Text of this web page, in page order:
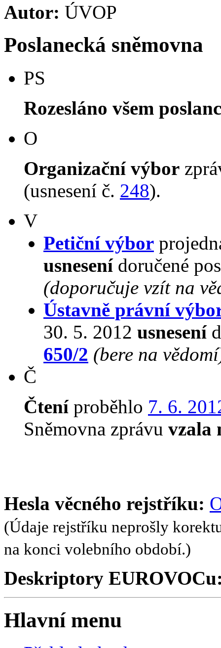
Autor: ÚVOP
Poslanecká sněmovna
PS
Rozesláno všem
O
Organizační výbor
(usnesení č. 248).
V
Petiční výbor
usnesenídoručené
(doporučuje vzít na
Ústavně právní
30. 5. 2012 usnesení
650/2 (bere na
Č
Čteníproběhlo 7. 6.
Sněmovna zprávu vzala
Hesla věcného rejstříku:
(Údaje rejstříku neprošly
na konci volebního období.)
Deskriptory
Hlavní menu